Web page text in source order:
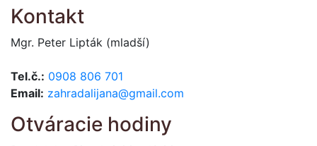
Kontakt
Mgr. Peter Lipták (mladší)
Tel.č.: 0908 806 701
Email: zahradalijana@gmail.com
Otváracie hodiny